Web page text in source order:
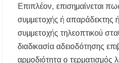
Επιπλέον, επισημαίνεται
συμμετοχής ή απαράδεκτης
συμμετοχής τηλεοπτικού
διαδικασία αδειοδότησης
αρμοδιότητα ο τερματισμός